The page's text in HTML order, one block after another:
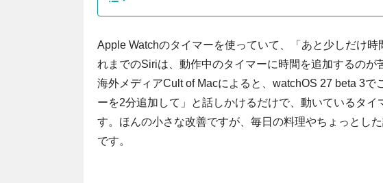
Apple Watchのタイマーを使っていて、「あと少しだけ
れまでのSiriは、動作中のタイマーに時間を追加するのが
海外メディアCult of Macによると、watchOS 27 beta 3
ーを2分追加して」と話しかけるだけで、動いているタ
す。ほんの小さな改善ですが、毎日の料理やちょっとし
です。